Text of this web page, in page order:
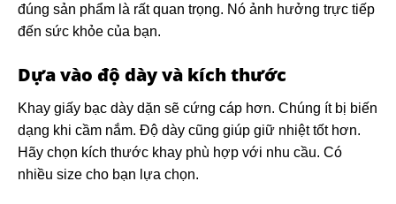
đúng sản phẩm là rất quan trọng. Nó ảnh hưởng trực tiếp
đến sức khỏe của bạn.
Dựa vào độ dày và kích thước
Khay giấy bạc dày dặn sẽ cứng cáp hơn. Chúng ít bị biến
dạng khi cầm nắm. Độ dày cũng giúp giữ nhiệt tốt hơn.
Hãy chọn kích thước khay phù hợp với nhu cầu. Có
nhiều size cho bạn lựa chọn.